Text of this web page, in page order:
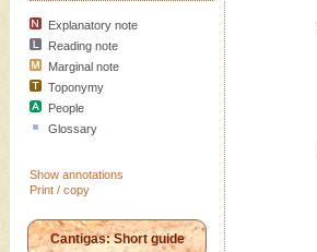
Explanatory note
Reading note
Marginal note
Toponymy
People
Glossary
Show annotations
Print / copy
Cantigas: Short guide